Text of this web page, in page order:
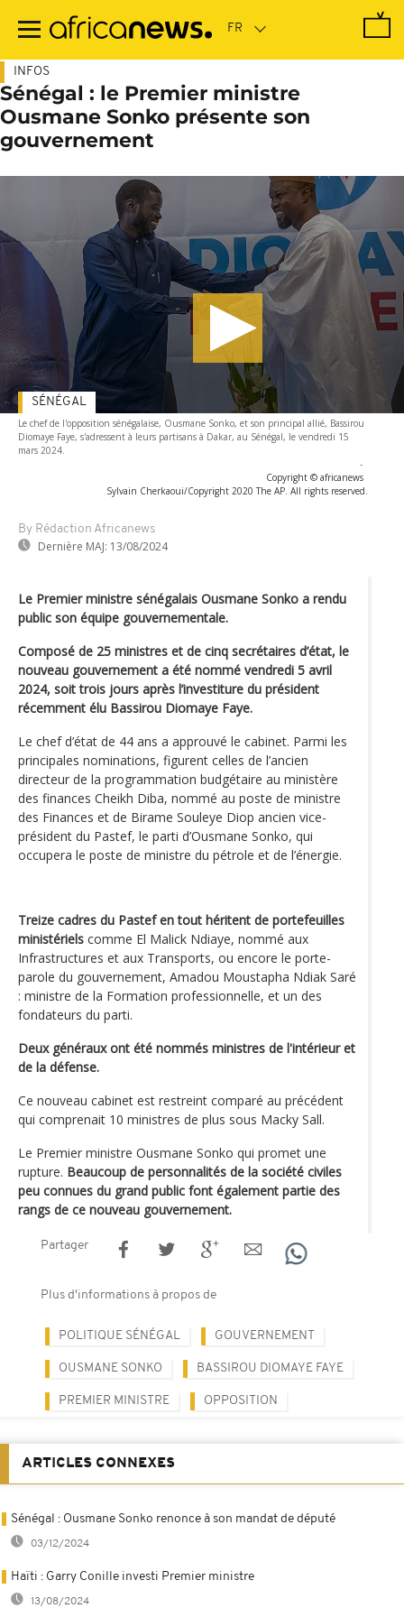
contenu
INFOS
Sénégal : le Premier ministre
Ousmane Sonko présente son
gouvernement
Le chef de l'opposition sénégalaise, Ousmane Sonko, et son principal allié, Bassirou
Diomaye Faye, s'adressent à leurs partisans à Dakar, au Sénégal, le vendredi 15
mars 2024.
-
Copyright © africanews
Sylvain Cherkaoui/Copyright 2020 The AP. All rights reserved.
By Rédaction Africanews
Dernière MAJ: 13/08/2024
SÉNÉGAL
Le Premier ministre sénégalais Ousmane Sonko a rendu
public son équipe gouvernementale.
Composé de 25 ministres et de cinq secrétaires d’état, le
nouveau gouvernement a été nommé vendredi 5 avril
2024, soit trois jours après l’investiture du président
récemment élu Bassirou Diomaye Faye.
Le chef d’état de 44 ans a approuvé le cabinet. Parmi les
principales nominations, figurent celles de l’ancien
directeur de la programmation budgétaire au ministère
des finances Cheikh Diba, nommé au poste de ministre
des Finances et de Birame Souleye Diop ancien vice-
président du Pastef, le parti d’Ousmane Sonko, qui
occupera le poste de ministre du pétrole et de l’énergie.
Treize cadres du Pastef en tout héritent de portefeuilles
ministériels comme El Malick Ndiaye, nommé aux
Infrastructures et aux Transports, ou encore le porte-
parole du gouvernement, Amadou Moustapha Ndiak Saré
: ministre de la Formation professionnelle, et un des
fondateurs du parti.
Deux généraux ont été nommés ministres de l'intérieur et
de la défense.
Ce nouveau cabinet est restreint comparé au précédent
qui comprenait 10 ministres de plus sous Macky Sall.
Le Premier ministre Ousmane Sonko qui promet une
rupture. Beaucoup de personnalités de la société civiles
peu connues du grand public font également partie des
rangs de ce nouveau gouvernement.
Partager
Plus d'informations à propos de
POLITIQUE SÉNÉGAL GOUVERNEMENT
OUSMANE SONKO BASSIROU DIOMAYE FAYE
PREMIER MINISTRE OPPOSITION
ARTICLES CONNEXES
Sénégal : Ousmane Sonko renonce à son mandat de député
03/12/2024
Haïti : Garry Conille investi Premier ministre
13/08/2024